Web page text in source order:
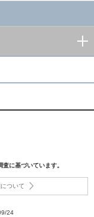
に基づいています。
ついて
24